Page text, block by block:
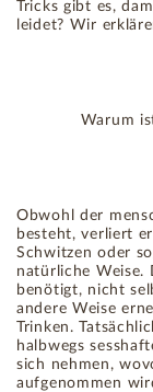
Tricks gibt es,
leidet? Wir
Warum
Obwohl der
besteht, verliert
Schwitzen oder
natürliche Weise.
benötigt, nicht
andere Weise
Trinken.
halbwegs
sich nehmen,
aufgenommen